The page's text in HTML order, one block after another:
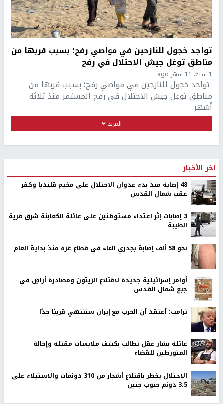
تواجد خجول للنازحين في مواصي رفح؛ بسبب قربها من
مناطق توغل جيش الاحتلال في رفح
1 سنة، 11 شهر ago
تواجد خجول للنازحين في مواصي رفح؛ بسبب قربها من
مناطق توغل جيش الاحتلال في رفح المستمر منذ ثلاثة
أشهر.
المزيد
اخر الأخبار
48 إصابة منذ بدء عدوان الاحتلال على مخيم قلنديا وكفر
عقب شمال القدس
‏3 إصابات إثر اعتداء مستوطنين على عائلة الكعابنة شرق قرية
الطيبة
نحو 58 ألف إصابة بجدري الماء في قطاع غزة منذ بداية العام
أوامر إسرائيلية جديدة لاقتلاع الزيتون ومصادرة أراضٍ في
جبع شمال القدس
ترامب: أعتقد أن الحرب مع إيران ستنتهي قريبًا جدًا
عائلة بشار عقل تطالب بكشف ملابسات مقتله وإحالة
المتورطين للقضاء
الاحتلال يخطر باقتلاع أشجار من 310 دونمات والاستيلاء على
3.5 دونم جنوب جنين